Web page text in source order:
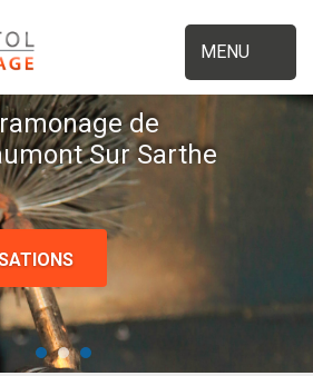
MENU
de
Sur Sarthe